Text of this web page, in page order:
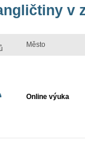
v
Město
Online výuka